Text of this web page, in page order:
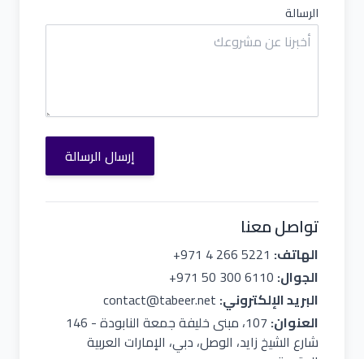
الرسالة
إرسال الرسالة
تواصل معنا
الهاتف: +971 4 266 5221
الجوال: +971 50 300 6110
البريد الإلكتروني: contact@tabeer.net
العنوان:
107، مبنى خليفة جمعة النابودة - 146
شارع الشيخ زايد، الوصل، دبي، الإمارات العربية